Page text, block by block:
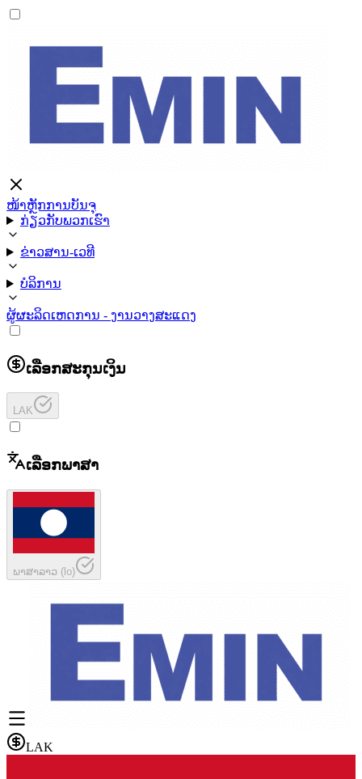
ໜ້າຫຼັກການບັນຈຸ
ກ່ຽວກັບພວກເຮົາ
ຂ່າວສານ-ເວທີ
ບໍລິການ
ຜູ້ຜະລິດເຫດການ - ງານວາງສະແດງ
ເລືອກສະກຸນເງິນ
LAK
ເລືອກພາສາ
ພາສາລາວ (lo)
LAK